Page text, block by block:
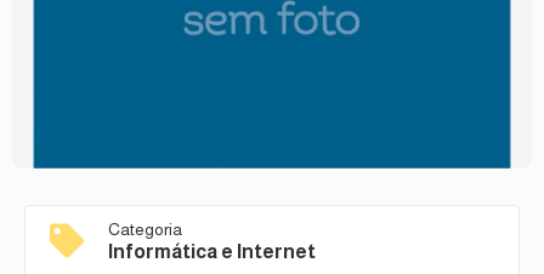
Categoria
Informática e Internet